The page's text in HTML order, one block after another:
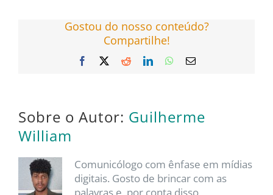
Gostou do nosso conteúdo?
Compartilhe!
Facebook RedditLinkedInWhatsApp
E-
Sobre o Autor: Guilherme
William
Comunicólogo com ênfase em mídias
digitais. Gosto de brincar com as